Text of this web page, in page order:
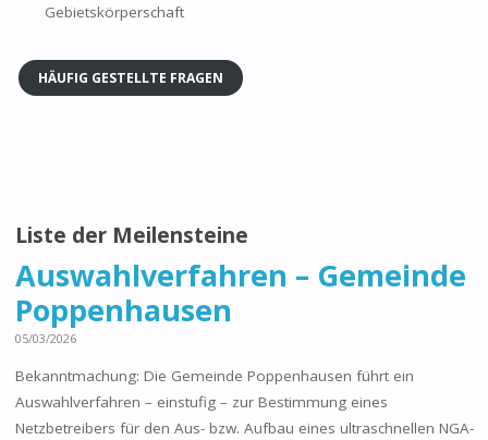
Gebietskörperschaft
HÄUFIG GESTELLTE FRAGEN
Liste der Meilensteine
Auswahlverfahren – Gemeinde
Poppenhausen
05/03/2026
Bekanntmachung: Die Gemeinde Poppenhausen führt ein
Auswahlverfahren – einstufig – zur Bestimmung eines
Netzbetreibers für den Aus- bzw. Aufbau eines ultraschnellen NGA-